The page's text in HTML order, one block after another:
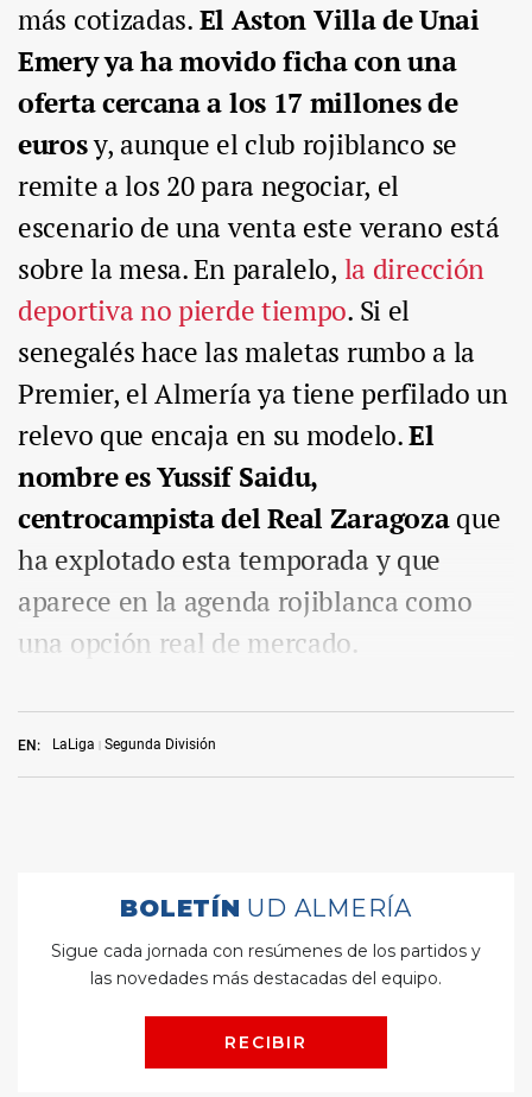
EN: LaLiga Segunda División
más cotizadas.El Aston Villa de Unai
Emery ya ha movido ficha con una
oferta cercana a los 17 millones de
eurosy, aunque el club rojiblanco se
remite a los 20 para negociar, el
escenario de una venta este verano está
sobre la mesa. En paralelo, la dirección
deportiva no pierde tiempo. Si el
senegalés hace las maletas rumbo a la
Premier, el Almería ya tiene perfilado un
relevo que encaja en su modelo.El
nombre es Yussif Saidu,
centrocampista del Real Zaragozaque
ha explotado esta temporada y que
aparece en la agenda rojiblanca como
una opción real de mercado.